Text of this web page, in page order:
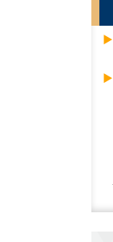
▶
▶